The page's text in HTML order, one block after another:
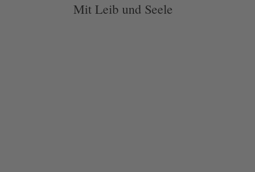
Mit Leib und Seele